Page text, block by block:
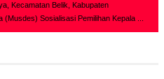
Kecamatan Belik, Kabupaten
Sosialisasi Pemilihan Kepala ...